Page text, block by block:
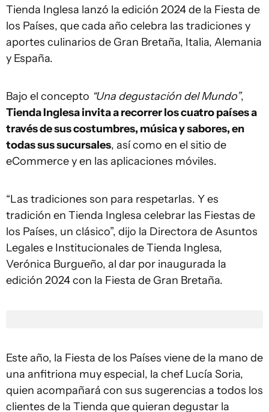
Tienda Inglesa lanzó la edición 2024 de la Fiesta de
los Países, que cada año celebra las tradiciones y
aportes culinarios de Gran Bretaña, Italia, Alemania
y España.
Bajo el concepto “Una degustación del Mundo”,
Tienda Inglesa invita a recorrer los cuatro países a
través de sus costumbres, música y sabores, en
todas sus sucursales, así como en el sitio de
eCommerce y en las aplicaciones móviles.
“Las tradiciones son para respetarlas. Y es
tradición en Tienda Inglesa celebrar las Fiestas de
los Países, un clásico”, dijo la Directora de Asuntos
Legales e Institucionales de Tienda Inglesa,
Verónica Burgueño, al dar por inaugurada la
edición 2024 con la Fiesta de Gran Bretaña.
Este año, la Fiesta de los Países viene de la mano de
una anfitriona muy especial, la chef Lucía Soria,
quien acompañará con sus sugerencias a todos los
clientes de la Tienda que quieran degustar la